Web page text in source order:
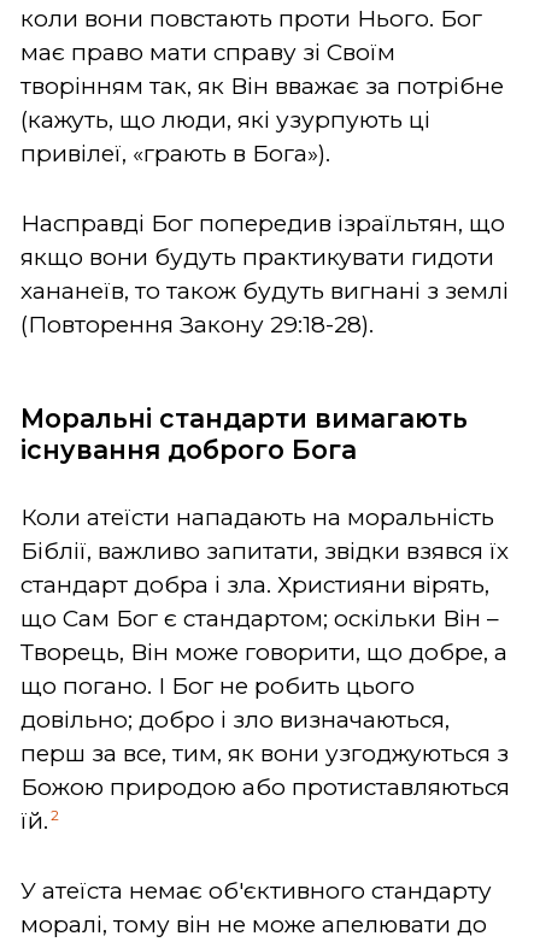
коли вони повстають проти Нього. Бог
має право мати справу зі Своїм
творінням так, як Він вважає за потрібне
(кажуть, що люди, які узурпують ці
привілеї, «грають в Бога»).
Насправді Бог попередив ізраїльтян, що
якщо вони будуть практикувати гидоти
хананеїв, то також будуть вигнані з землі
(Повторення Закону 29:18-28).
Моральні стандарти вимагають
існування доброго Бога
Коли атеїсти нападають на моральність
Біблії, важливо запитати, звідки взявся їх
стандарт добра і зла. Християни вірять,
що Сам Бог є стандартом; оскільки Він –
Творець, Він може говорити, що добре, а
що погано. І Бог не робить цього
довільно; добро і зло визначаються,
перш за все, тим, як вони узгоджуються з
Божою природою або протиставляються
їй. 2
У атеїста немає об'єктивного стандарту
моралі, тому він не може апелювати до